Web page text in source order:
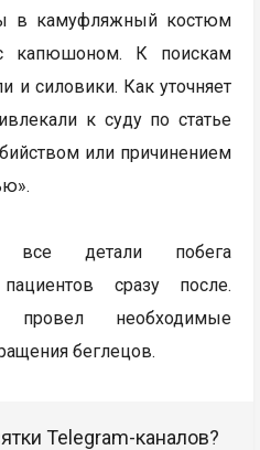
в камуфляжный костюм
капюшоном. К поискам
и силовики. Как уточняет
к суду по статье
или причинением
все детали побега
сразу после.
необходимые
беглецов.
Telegram-каналов?